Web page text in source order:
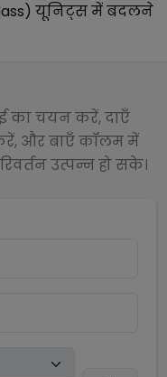
यूनिट्स में बदलने
का चयन करें, दाएँ
और बाएँ कॉलम में
उत्पन्न हो सके।